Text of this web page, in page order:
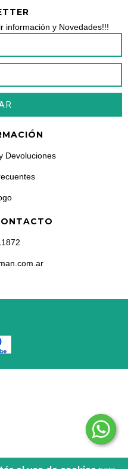
información y Novedades!!!
Devoluciones
INGRESÁ